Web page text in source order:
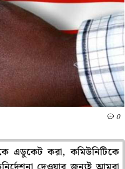
0
এডুকেট করা, কমিউনিটিকে